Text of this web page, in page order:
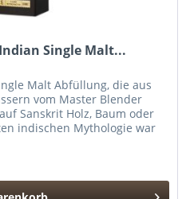
Single Malt...
Malt Abfüllung, die aus
vom Master Blender
Sanskrit Holz, Baum oder
indischen Mythologie war